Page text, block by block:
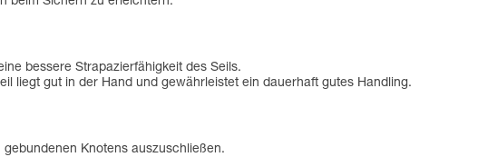
bessere Strapazierfähigkeit des Seils.
liegt gut in der Hand und gewährleistet ein dauerhaft gutes Handling.
Knotens auszuschließen.